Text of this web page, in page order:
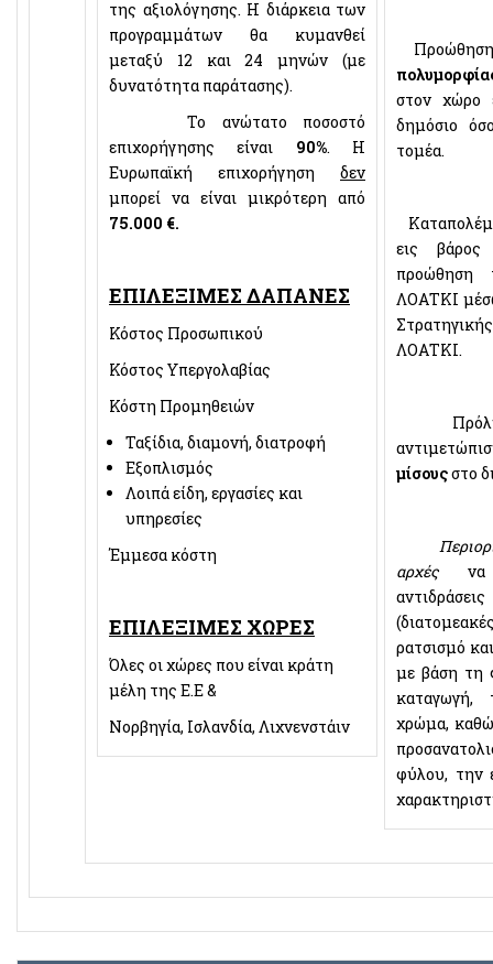
της αξιολόγησης. Η διάρκεια των
προγραμμάτων θα κυμανθεί
μεταξύ 12 και 24 μηνών (με
δυνατότητα παράτασης).
Το ανώτατο ποσοστό
επιχορήγησης είναι 90%. Η
Ευρωπαϊκή επιχορήγηση δεν
μπορεί να είναι μικρότερη από
75.000 €.
ΕΠΙΛΕΞΙΜΕΣ ΔΑΠΑΝΕΣ
Κόστος Προσωπικού
Κόστος Υπεργολαβίας
Κόστη Προμηθειών
Ταξίδια, διαμονή, διατροφή
Εξοπλισμός
Λοιπά είδη, εργασίες και
υπηρεσίες
Έμμεσα κόστη
ΕΠΙΛΕΞΙΜΕΣ ΧΩΡΕΣ
Όλες οι χώρες που είναι κράτη
μέλη της Ε.Ε &
Νορβηγία, Ισλανδία, Λιχνενστάιν
Προώθηση
στον χώρο
δημόσιο
τομέα.
εις
προώθηση
ΛΟΑΤΚΙ
ΛΟΑΤΚΙ.
μίσουςστο
αρχέςνα
ρατσισμό
με βάση τη
χρώμα,
φύλου, την